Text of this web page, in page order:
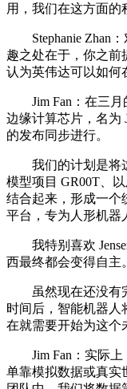
用，我们在这方面的
Stephanie Zhan：
趣之处在于，你之前
认为英伟达可以如何
Jim Fan：在三月
边缘计算芯片，名为
的发布同步进行。
我们的计划是将这
模型项目 GR00T、
结合起来，形成一个
平台，专为人形机器
我特别喜欢
西最终都会变得自主
虽然现在还没有完
时间后，智能机器人
在就需要开始为这个
Jim Fan：实际上
单靠模拟数据或真实